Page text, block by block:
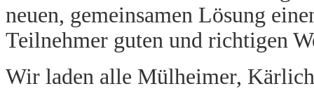
neuen, gemeinsamen Lösung
Teilnehmer guten und richtigen
Wir laden alle Mülheimer,